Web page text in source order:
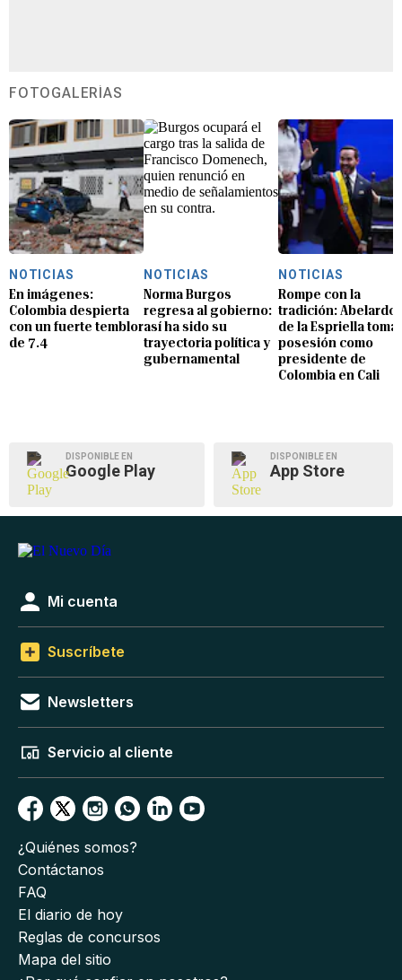
FOTOGALERÍAS
NOTICIAS
En imágenes:
Colombia despierta
con un fuerte temblor
de 7.4
NOTICIAS
Norma Burgos
regresa al gobierno:
así ha sido su
trayectoria política y
gubernamental
NOTICIAS
Rompe con la
tradición: Abelardo
de la Espriella toma
posesión como
presidente de
Colombia en Cali
DISPONIBLE EN
Google Play
DISPONIBLE EN
App Store
Mi cuenta
Suscríbete
Newsletters
Servicio al cliente
¿Quiénes somos?
Contáctanos
FAQ
El diario de hoy
Reglas de concursos
Mapa del sitio